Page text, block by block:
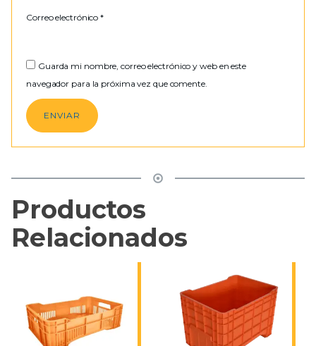
Correo electrónico*
Guarda mi nombre, correo electrónico y web en este
navegador para la próxima vez que comente.
Productos
Relacionados